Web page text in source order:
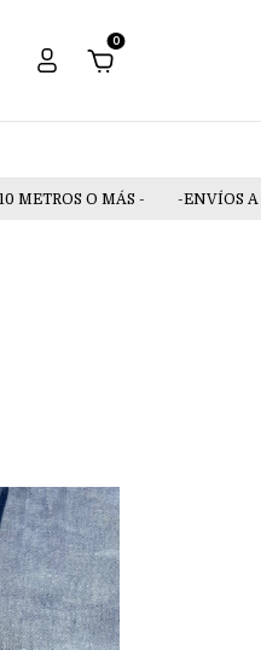
0
O MÁS - -ENVÍOS A